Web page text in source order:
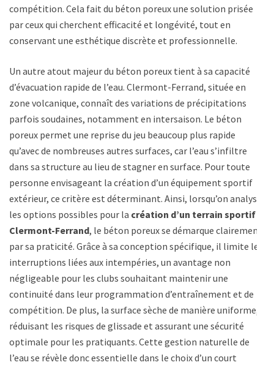
compétition. Cela fait du béton poreux une solution prisée
par ceux qui cherchent efficacité et longévité, tout en
conservant une esthétique discrète et professionnelle.
Un autre atout majeur du béton poreux tient à sa capacité
d’évacuation rapide de l’eau. Clermont-Ferrand, située en
zone volcanique, connaît des variations de précipitations
parfois soudaines, notamment en intersaison. Le béton
poreux permet une reprise du jeu beaucoup plus rapide
qu’avec de nombreuses autres surfaces, car l’eau s’infiltre
dans sa structure au lieu de stagner en surface. Pour toute
personne envisageant la création d’un équipement sportif
extérieur, ce critère est déterminant. Ainsi, lorsqu’on analyse
les options possibles pour la création d’un terrain sportif à
Clermont-Ferrand, le béton poreux se démarque clairement
par sa praticité. Grâce à sa conception spécifique, il limite les
interruptions liées aux intempéries, un avantage non
négligeable pour les clubs souhaitant maintenir une
continuité dans leur programmation d’entraînement et de
compétition. De plus, la surface sèche de manière uniforme,
réduisant les risques de glissade et assurant une sécurité
optimale pour les pratiquants. Cette gestion naturelle de
l’eau se révèle donc essentielle dans le choix d’un court